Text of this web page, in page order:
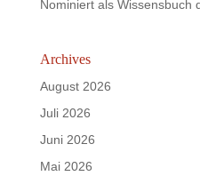
Nominiert als Wissensbuch
Archives
August 2026
Juli 2026
Juni 2026
Mai 2026